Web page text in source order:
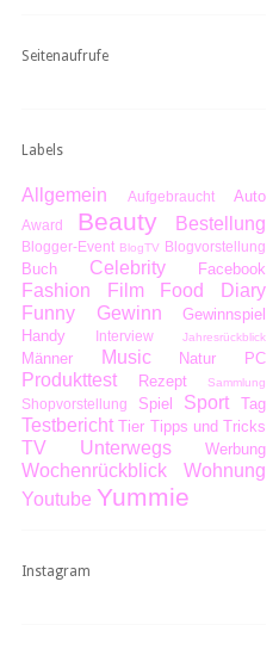
Seitenaufrufe
Labels
Allgemein Aufgebraucht Auto
Award Beauty Bestellung
Blogger-Event BlogTV Blogvorstellung
Buch Celebrity Facebook
Fashion Film
Food Diary
Funny
Gewinn
Gewinnspiel
Handy
Interview Jahresrückblick
Männer Music Natur PC
Produkttest Rezept Sammlung
Shopvorstellung Spiel Sport Tag
Testbericht Tier Tipps und Tricks
TV Unterwegs Werbung
Wochenrückblick
Wohnung
Youtube Yummie
Instagram